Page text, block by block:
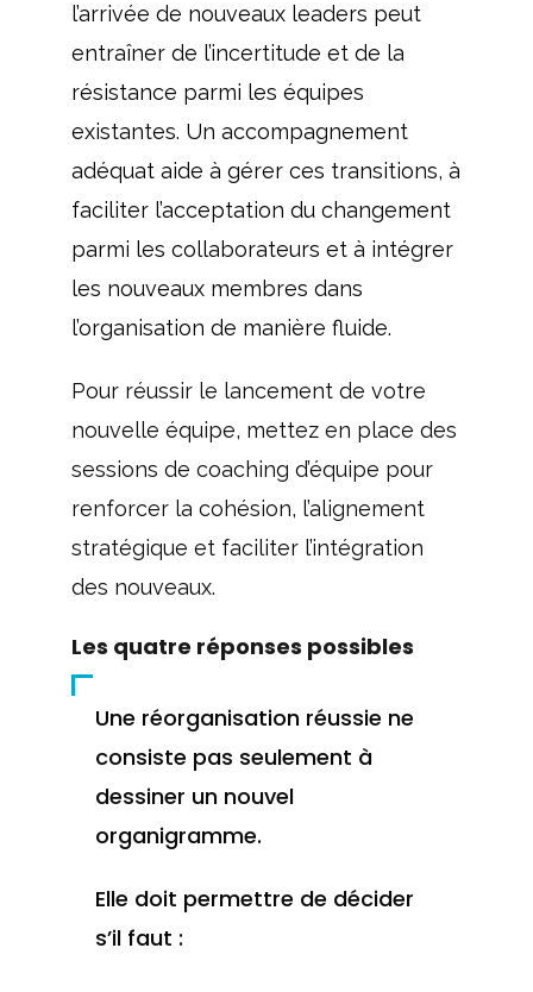
l’arrivée de nouveaux leaders peut
entraîner de l’incertitude et de la
résistance parmi les équipes
existantes. Un accompagnement
adéquat aide à gérer ces transitions, à
faciliter l’acceptation du changement
parmi les collaborateurs et à intégrer
les nouveaux membres dans
l’organisation de manière fluide.
Pour réussir le lancement de votre
nouvelle équipe, mettez en place des
sessions de coaching d’équipe pour
renforcer la cohésion, l’alignement
stratégique et faciliter l’intégration
des nouveaux.
Les quatre réponses possibles
Une réorganisation réussie ne
consiste pas seulement à
dessiner un nouvel
organigramme.
Elle doit permettre de décider
s’il faut :